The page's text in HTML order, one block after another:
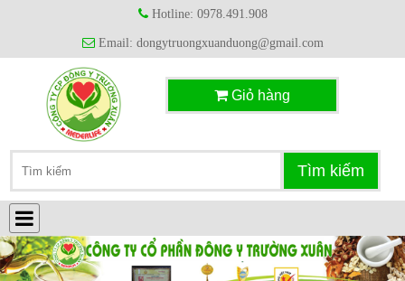
Hotline: 0978.491.908
Email: dongytruongxuanduong@gmail.com
Giỏ hàng